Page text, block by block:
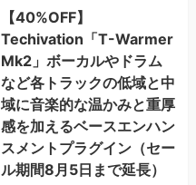
【40%OFF】
Techivation「T-Warmer
Mk2」ボーカルやドラム
など各トラックの低域と中
域に音楽的な温かみと重厚
感を加えるベースエンハン
スメントプラグイン（セー
ル期間8月5日まで延長）